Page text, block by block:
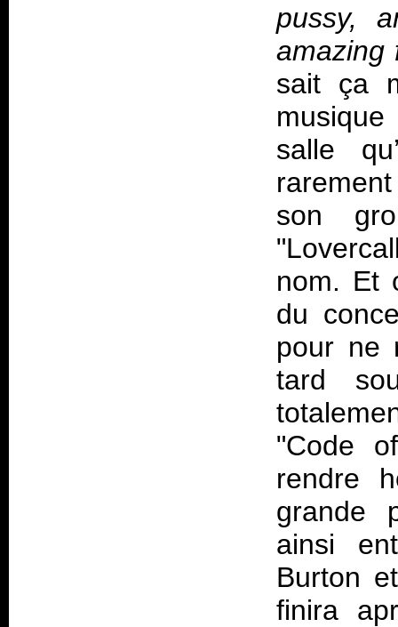
pussy,
sait ça
salle
son
nom. Et
du
pour ne
tard
"Code
rendre
grande
ainsi
Burton
finira